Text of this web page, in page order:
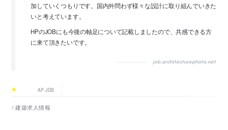
加していくつもりです。国内外問わず様々な設計に取り組んでいきた
いと考えています。
HPのJOBにも今後の軸足について記載しましたので、共感できる方
に来て頂きたいです。
job.architecturephoto.net
AP JOB
建築求人情報